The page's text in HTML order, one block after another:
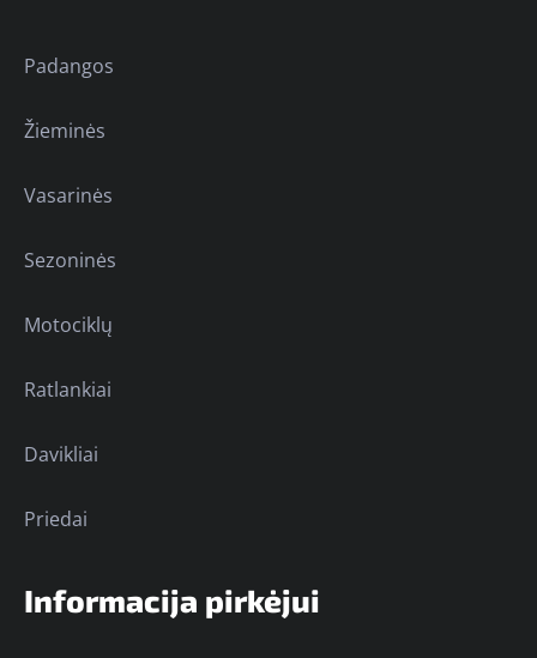
Padangos
Žieminės
Vasarinės
Sezoninės
Motociklų
Ratlankiai
Davikliai
Priedai
Informacija pirkėjui